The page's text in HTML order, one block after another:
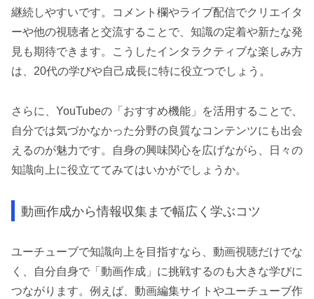
継続しやすいです。コメント欄やライブ配信でクリエイタ
ーや他の視聴者と交流することで、知識の定着や新たな発
見も期待できます。こうしたインタラクティブな楽しみ方
は、20代の学びや自己成長に特に役立つでしょう。
さらに、YouTubeの「おすすめ機能」を活用することで、
自分では気づかなかった分野の良質なコンテンツにも出会
えるのが魅力です。自身の興味関心を広げながら、日々の
知識向上に役立ててみてはいかがでしょうか。
動画作成から情報収集まで幅広く学ぶコツ
ユーチューブで知識向上を目指すなら、動画視聴だけでな
く、自分自身で「動画作成」に挑戦するのも大きな学びに
つながります。例えば、動画編集サイトやユーチューブ作